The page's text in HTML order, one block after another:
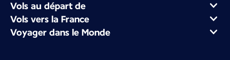
Vols au départ de
Vols vers la France
Voyager dans le Monde